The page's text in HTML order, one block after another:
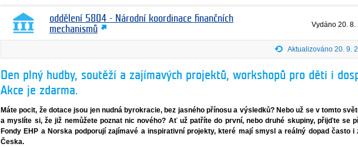
oddělení 5804 - Národní koordinace finančních
mechanismů
Vydáno 20. 8.
Aktualizováno 20. 9.
Den plný hudby, soutěží a zajímavých projektů, workshopů pro děti i
Akce je zdarma.
Máte pocit, že dotace jsou jen nudná byrokracie, bez jasného přínosu a výsledků? Nebo už se v tomto
a myslíte si, že již nemůžete poznat nic nového? Ať už patříte do první, nebo druhé skupiny, přijďte se
Fondy EHP a Norska podporují zajímavé a inspirativní projekty, které mají smysl a reálný dopad často i
Česka.